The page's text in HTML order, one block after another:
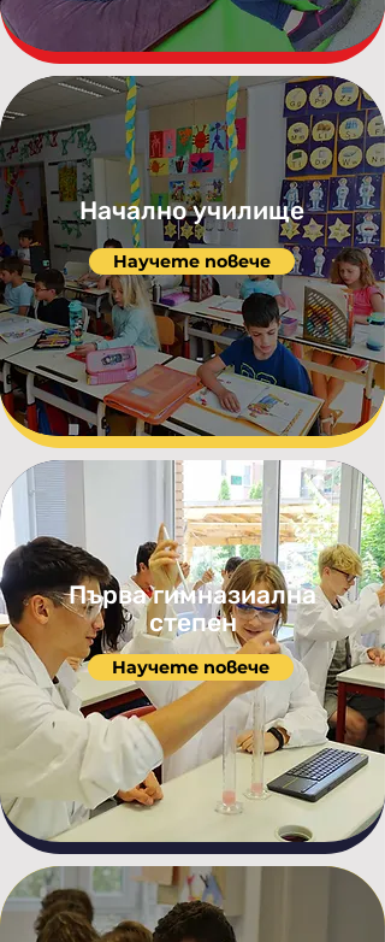
Начално училище
Научете повече
Първа гимназиална
степен
Научете повече